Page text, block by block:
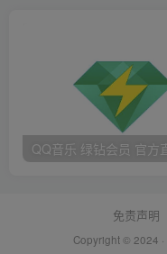
免责声明
Copyright © 2024 ·